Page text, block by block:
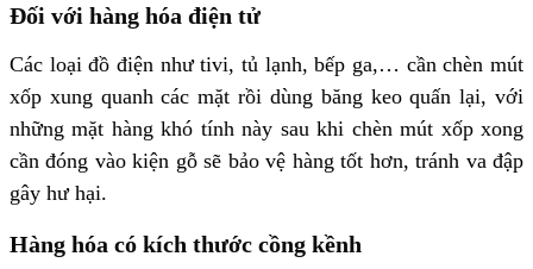
Đối với hàng hóa điện tử
Các loại đồ điện như tivi, tủ lạnh, bếp ga,… cần chèn mút
xốp xung quanh các mặt rồi dùng băng keo quấn lại, với
những mặt hàng khó tính này sau khi chèn mút xốp xong
cần đóng vào kiện gỗ sẽ bảo vệ hàng tốt hơn, tránh va đập
gây hư hại.
Hàng hóa có kích thước cồng kềnh